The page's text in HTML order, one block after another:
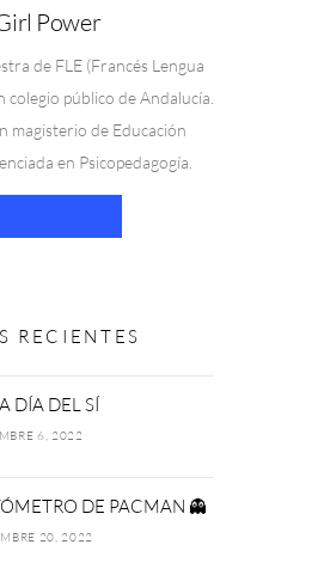
Power
de FLE (Francés Lengua
colegio público de Andalucía.
magisterio de Educación
en Psicopedagogía.
RECIENTES
DÍA DEL SÍ
6, 2022
DE PACMAN 👻
20, 2022